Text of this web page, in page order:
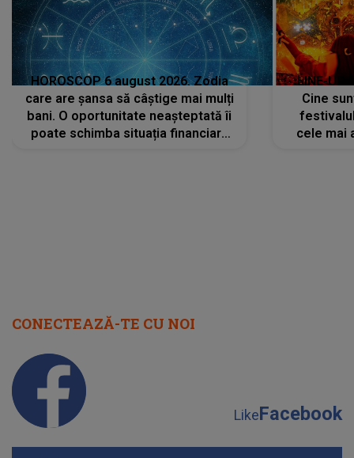
HOROSCOP 6 august 2026. Zodia
care are șansa să câștige mai mulți
bani. O oportunitate neașteptată îi
poate schimba situația financiară
LINE-UP
Cine
cele mai
CONECTEAZĂ-TE CU NOI
LikeFacebook